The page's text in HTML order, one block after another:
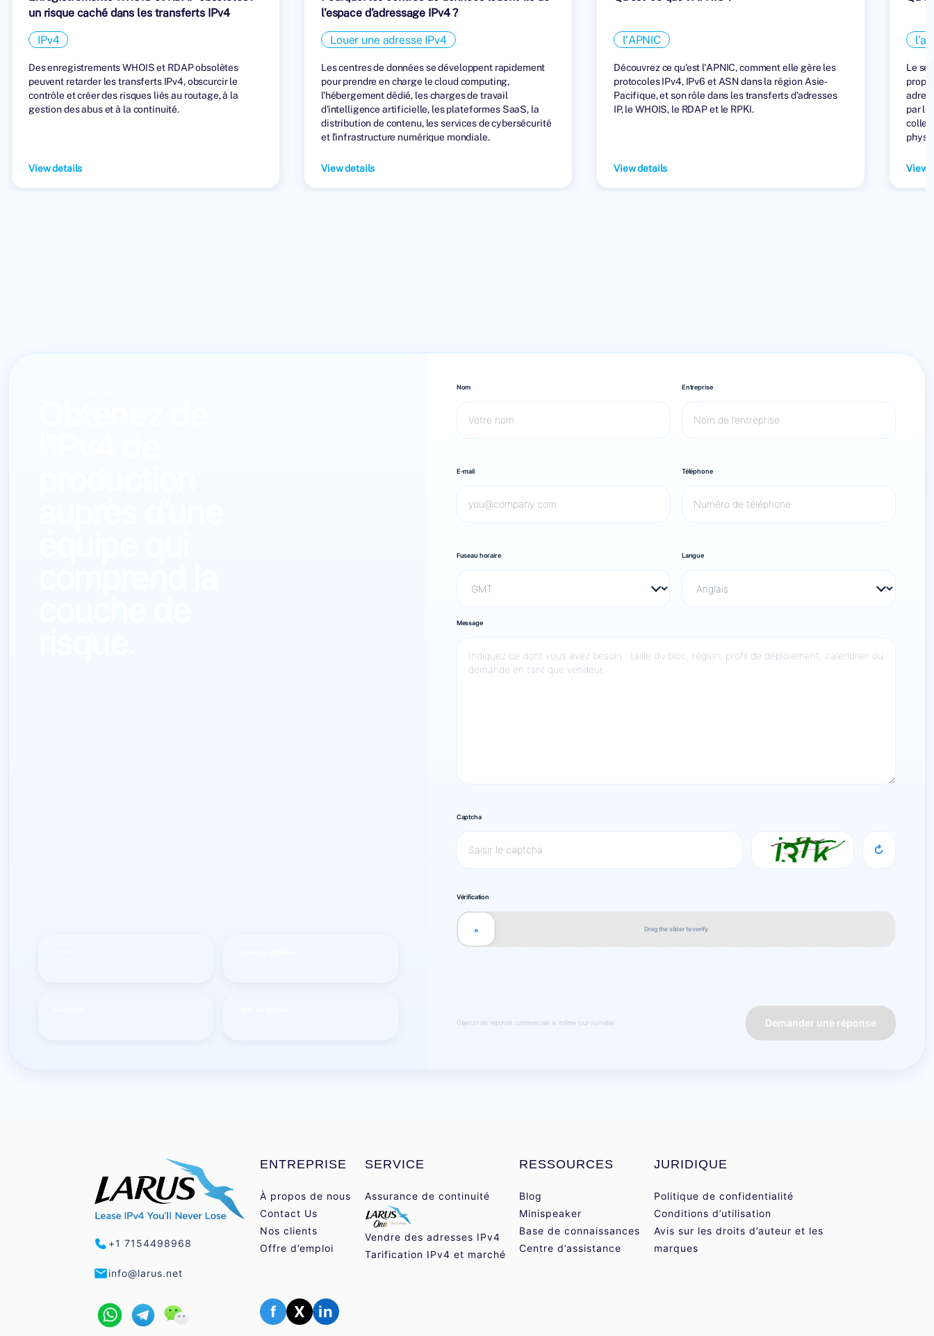
un risque caché dans les transferts IPv4
IPv4
Des enregistrements WHOIS et RDAP obsolètes
peuvent retarder les transferts IPv4, obscurcir le
contrôle et créer des risques liés au routage, à la
gestion des abus et à la continuité.
View details
l'espace d'adressage IPv4 ?
Louer une adresse IPv4
Les centres de données se développent rapidement
pour prendre en charge le cloud computing,
l'hébergement dédié, les charges de travail
d'intelligence artificielle, les plateformes SaaS, la
distribution de contenu, les services de cybersécurité
et l'infrastructure numérique mondiale.
View details
l'APNIC
Découvrez ce qu'est l'APNIC, comment elle gère les
protocoles IPv4, IPv6 et ASN dans la région Asie-
Pacifique, et son rôle dans les transferts d'adresses
IP, le WHOIS, le RDAP et le RPKI.
View details
Le
par
View
Nom Entreprise
E-mail Téléphone
Fuseau horaire Langue
Message
Captcha
↻
Vérification
Drag the slider to verify
»
Objectif de réponse commerciale le même jour ouvrable. Demander une réponse
+1 7154498968
info@larus.net
ENTREPRISE
À propos de nous
Contact Us
Nos clients
Offre d’emploi
f X in
SERVICE
Assurance de continuité
Vendre des adresses IPv4
Tarification IPv4 et marché
RESSOURCES
Blog
Minispeaker
Base de connaissances
Centre d’assistance
JURIDIQUE
Politique de confidentialité
Conditions d’utilisation
Avis sur les droits d’auteur et les
marques